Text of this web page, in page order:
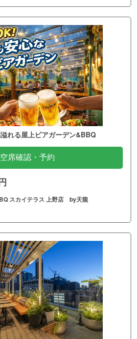
れる屋上ビアガーデン&BBQ
空席確認・予約
スカイテラス 上野店 by天龍